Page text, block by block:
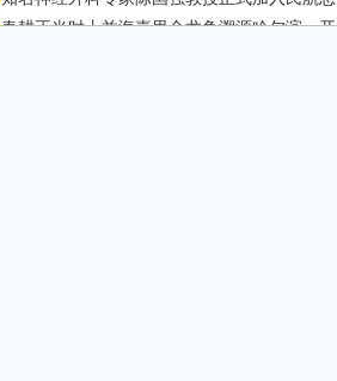
春耕正当时丨益海嘉里金龙鱼溯源哈尔滨，开